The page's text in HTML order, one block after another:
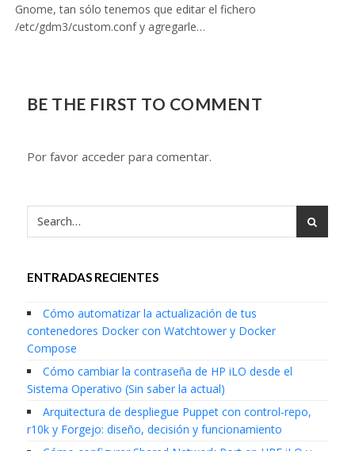
Gnome, tan sólo tenemos que editar el fichero
/etc/gdm3/custom.conf y agregarle…
BE THE FIRST TO COMMENT
Por favor acceder para comentar.
ENTRADAS RECIENTES
Cómo automatizar la actualización de tus
contenedores Docker con Watchtower y Docker
Compose
Cómo cambiar la contraseña de HP iLO desde el
Sistema Operativo (Sin saber la actual)
Arquitectura de despliegue Puppet con control-repo,
r10k y Forgejo: diseño, decisión y funcionamiento